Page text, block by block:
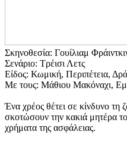
Σκηνοθεσία: Γουίλιαμ
Σενάριο: Τρέισι Λετς
Είδος: Κωμική, Περιπέτεια,
Με τους: Μάθιου Μακόναχι,
Ένα χρέος θέτει σε κίνδυνο τη
σκοτώσουν την κακιά μητέρα
χρήματα της ασφάλειας.